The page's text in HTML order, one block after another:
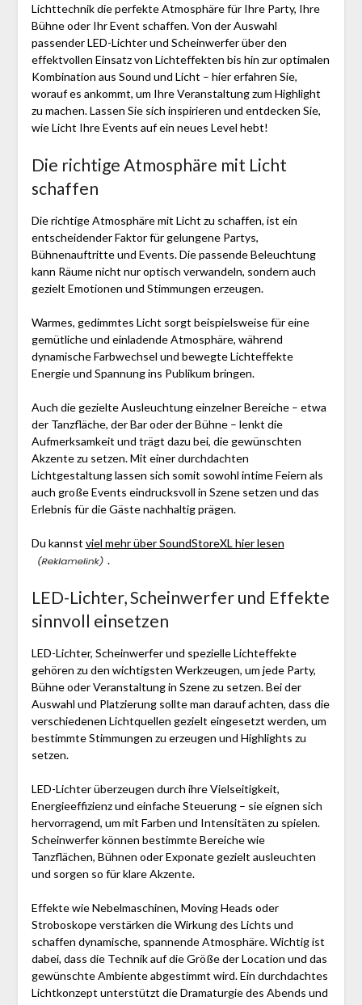
Lichttechnik die perfekte Atmosphäre für Ihre Party, Ihre
Bühne oder Ihr Event schaffen. Von der Auswahl
passender LED-Lichter und Scheinwerfer über den
effektvollen Einsatz von Lichteffekten bis hin zur optimalen
Kombination aus Sound und Licht – hier erfahren Sie,
worauf es ankommt, um Ihre Veranstaltung zum Highlight
zu machen. Lassen Sie sich inspirieren und entdecken Sie,
wie Licht Ihre Events auf ein neues Level hebt!
Die richtige Atmosphäre mit Licht
schaffen
Die richtige Atmosphäre mit Licht zu schaffen, ist ein
entscheidender Faktor für gelungene Partys,
Bühnenauftritte und Events. Die passende Beleuchtung
kann Räume nicht nur optisch verwandeln, sondern auch
gezielt Emotionen und Stimmungen erzeugen.
Warmes, gedimmtes Licht sorgt beispielsweise für eine
gemütliche und einladende Atmosphäre, während
dynamische Farbwechsel und bewegte Lichteffekte
Energie und Spannung ins Publikum bringen.
Auch die gezielte Ausleuchtung einzelner Bereiche – etwa
der Tanzfläche, der Bar oder der Bühne – lenkt die
Aufmerksamkeit und trägt dazu bei, die gewünschten
Akzente zu setzen. Mit einer durchdachten
Lichtgestaltung lassen sich somit sowohl intime Feiern als
auch große Events eindrucksvoll in Szene setzen und das
Erlebnis für die Gäste nachhaltig prägen.
Du kannst viel mehr über SoundStoreXL hier lesen
.
LED-Lichter, Scheinwerfer und Effekte
sinnvoll einsetzen
LED-Lichter, Scheinwerfer und spezielle Lichteffekte
gehören zu den wichtigsten Werkzeugen, um jede Party,
Bühne oder Veranstaltung in Szene zu setzen. Bei der
Auswahl und Platzierung sollte man darauf achten, dass die
verschiedenen Lichtquellen gezielt eingesetzt werden, um
bestimmte Stimmungen zu erzeugen und Highlights zu
setzen.
LED-Lichter überzeugen durch ihre Vielseitigkeit,
Energieeffizienz und einfache Steuerung – sie eignen sich
hervorragend, um mit Farben und Intensitäten zu spielen.
Scheinwerfer können bestimmte Bereiche wie
Tanzflächen, Bühnen oder Exponate gezielt ausleuchten
und sorgen so für klare Akzente.
Effekte wie Nebelmaschinen, Moving Heads oder
Stroboskope verstärken die Wirkung des Lichts und
schaffen dynamische, spannende Atmosphäre. Wichtig ist
dabei, dass die Technik auf die Größe der Location und das
gewünschte Ambiente abgestimmt wird. Ein durchdachtes
Lichtkonzept unterstützt die Dramaturgie des Abends und